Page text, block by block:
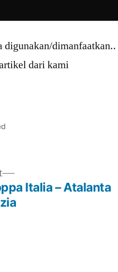
digunakan/dimanfaatkan..
dari kami
Next
post:Italia – Atalanta